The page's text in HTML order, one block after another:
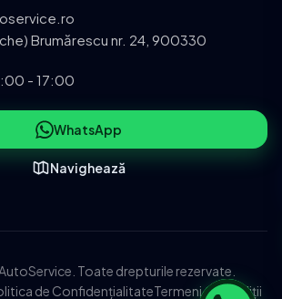
Brumărescu nr. 24, 900330
- 17:00
WhatsApp
Navighează
Toate drepturile rezervate.
de ConfidențialitateTermeni și Condiții